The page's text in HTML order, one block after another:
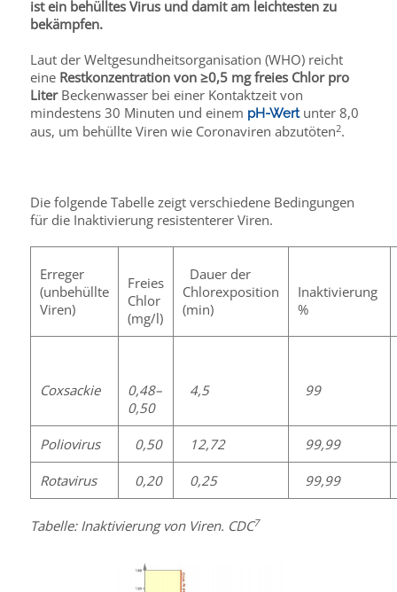
ist ein behülltes Virus und damit am leichtesten zu
bekämpfen.
Laut der Weltgesundheitsorganisation (WHO) reicht
eine Restkonzentration von ≥0,5 mg freies Chlor pro
LiterBeckenwasser bei einer Kontaktzeit von
mindestens 30 Minuten und einem pH-Wert unter 8,0
aus, um behüllte Viren wie Coronaviren abzutöten2.
Die folgende Tabelle zeigt verschiedene Bedingungen
für die Inaktivierung resistenterer Viren.
Erreger
(unbehüllte
Viren)
Freies
Chlor
(mg/l)
Dauer der
Chlorexposition
(min)
Inaktivierung
%
Coxsackie
0,48–
0,50
4,5 99
Poliovirus 0,50 12,72 99,99
Rotavirus 0,20 0,25 99,99
Tabelle: Inaktivierung von Viren. CDC7